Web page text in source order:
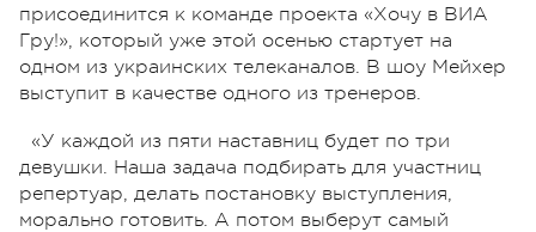
присоединится к команде проекта «Хочу в ВИА
Гру!», который уже этой осенью стартует на
одном из украинских телеканалов. В шоу Мейхер
выступит в качестве одного из тренеров.
«У каждой из пяти наставниц будет по три
девушки. Наша задача подбирать для участниц
репертуар, делать постановку выступления,
морально готовить. А потом выберут самый